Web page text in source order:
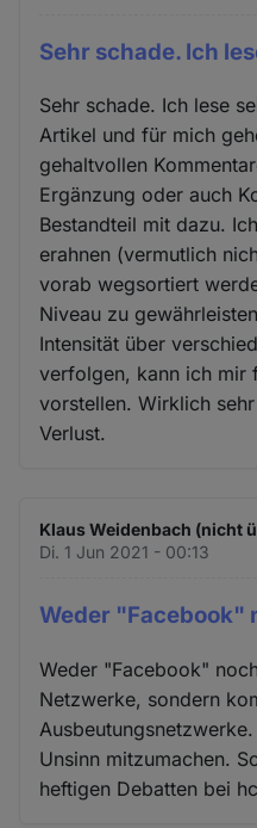
Sehr schade. Ich
Sehr schade. Ich lese
Artikel und für mich
gehaltvollen
Ergänzung oder auch
Bestandteil mit dazu.
erahnen (vermutlich
vorab wegsortiert
Niveau zu
Intensität über
verfolgen, kann ich mir
vorstellen. Wirklich
Verlust.
Klaus Weidenbach (nicht
Di. 1 Jun 2021 - 00:13
Weder "Facebook"
Weder "Facebook"
Netzwerke, sondern
Unsinn mitzumachen.
heftigen Debatten bei